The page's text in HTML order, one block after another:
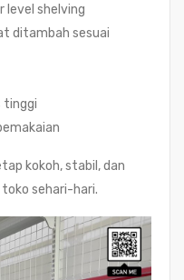
level shelving
ditambah sesuai
tinggi
kokoh, stabil, dan
sehari-hari.